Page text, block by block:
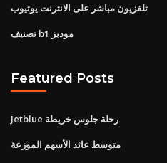
تلفزيون مباشر على الانترنت يوتيوب
تصنيف b1 موديز
Featured Posts
Jetblue رحلة جلوس خريطة
متوسط ​​عائد الأسهم الموزعة